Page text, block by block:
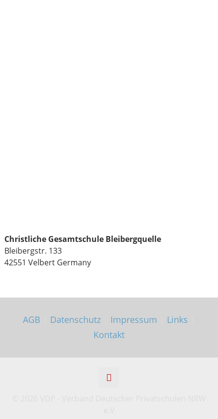
Christliche Gesamtschule Bleibergquelle
Bleibergstr. 133
42551 Velbert Germany
AGB Datenschutz Impressum Links
Kontakt